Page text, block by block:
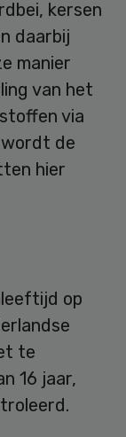
kersen
daarbij
manier
van het
via
de
hier
op
te
16 jaar,